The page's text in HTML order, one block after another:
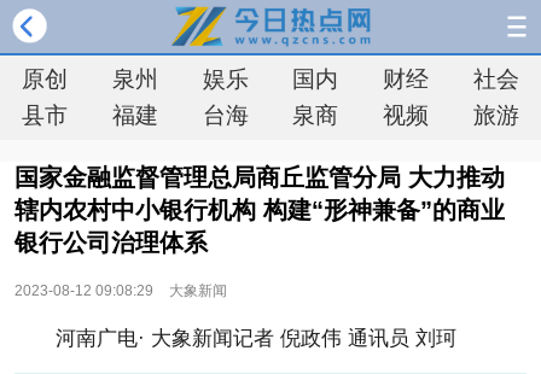
原创 泉州 娱乐 国内 财经
社会
县市
福建 台海 泉商 视频 旅游
国家金融监督管理总局商丘监管分局 大力推动
辖内农村中小银行机构 构建“形神兼备”的商业
银行公司治理体系
2023-08-12 09:08:29 大象新闻
河南广电· 大象新闻记者 倪政伟 通讯员 刘珂